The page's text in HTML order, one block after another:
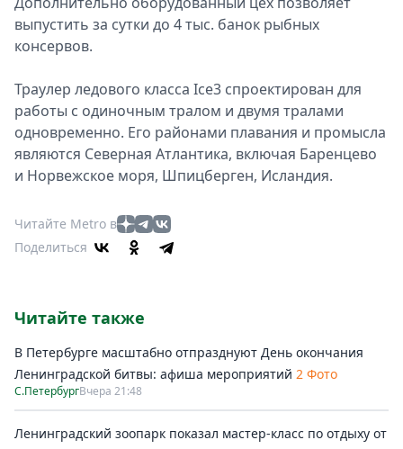
выпустить за сутки до 4 тыс. банок рыбных
консервов.
Траулер ледового класса Ice3 спроектирован для
работы с одиночным тралом и двумя тралами
одновременно. Его районами плавания и промысла
являются Северная Атлантика, включая Баренцево
и Норвежское моря, Шпицберген, Исландия.
Читайте Metro в
Поделиться
Читайте также
В Петербурге масштабно отпразднуют День окончания
Ленинградской битвы: афиша мероприятий 2 Фото
С.ПетербургВчера 21:48
Ленинградский зоопарк показал мастер-класс по отдыху от